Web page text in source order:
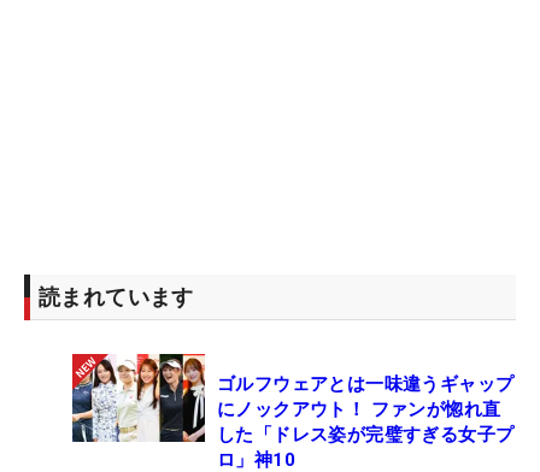
読まれています
ゴルフウェアとは一味違うギャップ
にノックアウト！ ファンが惚れ直
した「ドレス姿が完璧すぎる女子プ
ロ」神10